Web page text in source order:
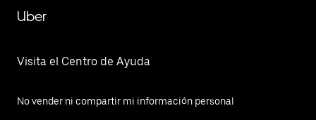
Uber
Visita el Centro de Ayuda
No vender ni compartir mi información personal